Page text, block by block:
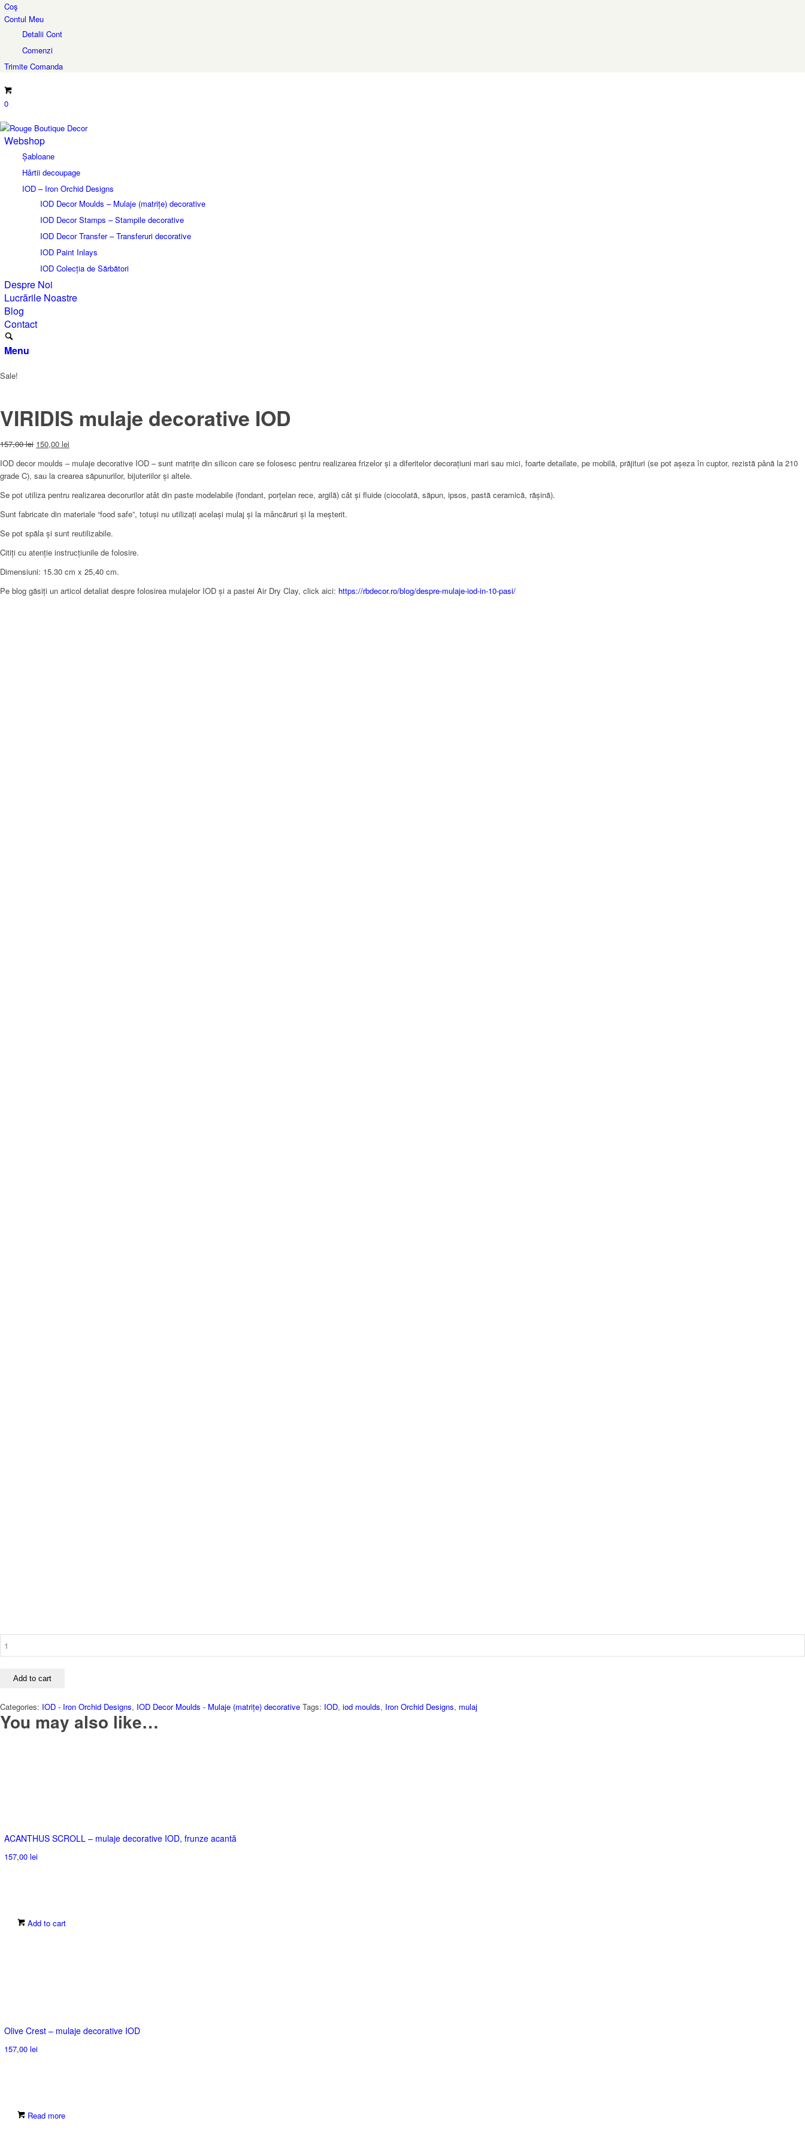
Coş
Contul Meu
Detalii Cont
Comenzi
Trimite Comanda
0
Webshop
Șabloane
Hârtii decoupage
IOD – Iron Orchid Designs
IOD Decor Moulds – Mulaje (matrițe) decorative
IOD Decor Stamps – Stampile decorative
IOD Decor Transfer – Transferuri decorative
IOD Paint Inlays
IOD Colecția de Sărbători
Despre Noi
Lucrările Noastre
Blog
Contact
Menu
Sale!
VIRIDIS mulaje decorative IOD
157,00lei Original
was:
157,00 lei.
150,00 lei
is:
150,00 lei.
IOD decor moulds – mulaje decorative IOD – sunt matrițe din silicon care se folosesc pentru realizarea frizelor și a diferitelor decorațiuni mari sau mici, foarte detailate, pe mobilă, prăjituri (se pot așeza în cuptor, rezistă până la 210
grade C), sau la crearea săpunurilor, bijuteriilor și altele.
Se pot utiliza pentru realizarea decorurilor atât din paste modelabile (fondant, porțelan rece, argilă) cât și fluide (ciocolată, săpun, ipsos, pastă ceramică, rășină).
Sunt fabricate din materiale “food safe”, totuși nu utilizați același mulaj și la mâncăruri și la meșterit.
Se pot spăla și sunt reutilizabile.
Citiți cu atenție instrucțiunile de folosire.
Dimensiuni: 15.30 cm x 25,40 cm.
Pe blog găsiți un articol detaliat despre folosirea mulajelor IOD și a pastei Air Dry Clay, click aici: https://rbdecor.ro/blog/despre-mulaje-iod-in-10-pasi/
Add to cart
Categories: IOD - Iron Orchid Designs, IOD Decor Moulds - Mulaje (matrițe) decorative Tags: IOD, iod moulds, Iron Orchid Designs, mulaj
You may also like…
ACANTHUS SCROLL – mulaje decorative IOD, frunze acantă
157,00 lei
Add to cart
Olive Crest – mulaje decorative IOD
157,00 lei
Read more